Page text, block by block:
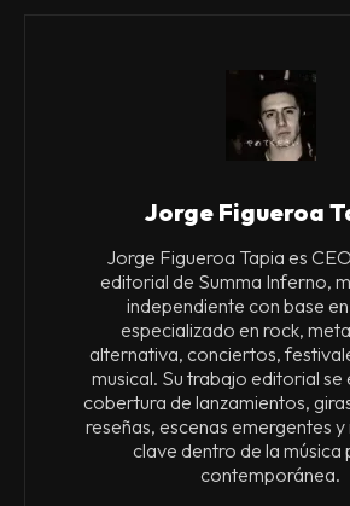
Jorge Figueroa
Jorge Figueroa Tapia es
editorial de Summa Inferno,
independiente con base
especializado en rock,
alternativa, conciertos,
musical. Su trabajo editorial se
cobertura de lanzamientos,
reseñas, escenas emergentes
clave dentro de la música
contemporánea.